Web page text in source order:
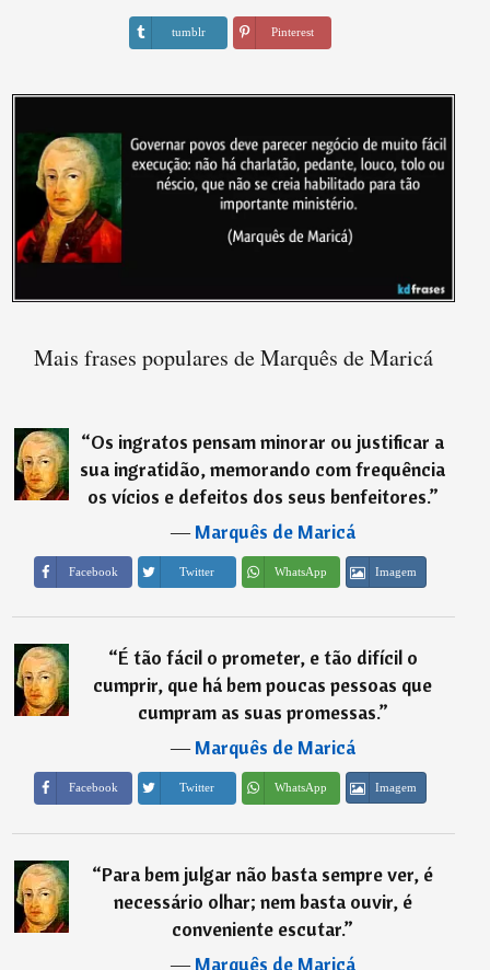
tumblr Pinterest
Mais frases populares de Marquês de Maricá
“Os ingratos pensam minorar ou justificar a
sua ingratidão, memorando com frequência
os vícios e defeitos dos seus benfeitores.”
―Marquês de Maricá
Facebook Twitter WhatsApp Imagem
“É tão fácil o prometer, e tão difícil o
cumprir, que há bem poucas pessoas que
cumpram as suas promessas.”
―Marquês de Maricá
Facebook Twitter WhatsApp Imagem
“Para bem julgar não basta sempre ver, é
necessário olhar; nem basta ouvir, é
conveniente escutar.”
―Marquês de Maricá